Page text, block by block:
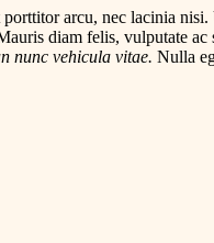
arcu, nec lacinia
diam felis, vulputate ac
nunc vehicula vitae. Nulla